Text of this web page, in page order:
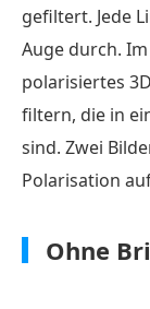
gefiltert. Jede
Auge durch.
polarisiertes
filtern, die in
sind. Zwei
Polarisation
Ohne